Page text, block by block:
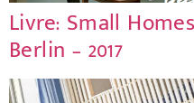
Livre: Small
Berlin – 2017